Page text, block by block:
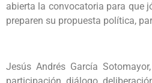
abierta la convocatoria para que
preparen su propuesta política,
Jesús Andrés García